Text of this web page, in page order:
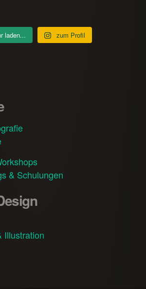
laden... zum Profil
& Schulungen
Illustration